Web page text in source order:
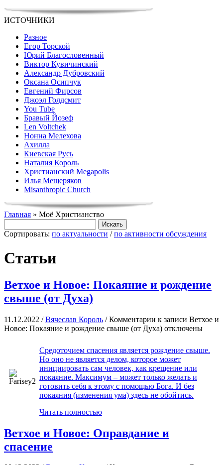
ИСТОЧНИКИ
Разное
Егор Торской
Юрий Благословенный
Виктор Кувичинский
Александр Дубровский
Оксана Осипчук
Евгений Фирсов
Джоэл Голдсмит
You Tube
Бравый Йозеф
Len Voltchek
Нонна Мелехова
Ахилла
Киевская Русь
Наталия Король
Христианский Megapolis
Илья Мещеряков
Misanthropic Church
Главная » Моё Христианство
Сортировать: по актуальности /по активности обсуждения
Статьи
Ветхое и Новое: Покаяние и рождение
свыше (от Духа)
11.12.2022 /Вячеслав Король /Комментарии к записи Ветхое и
Новое: Покаяние и рождение свыше (от Духа) отключены
Средоточием спасения является рождение свыше.
Но оно не является делом, которое может
инициировать сам человек, как крещение или
покаяние. Максимум – может только желать и
готовить себя к этому с помощью Бога. И без
покаяния (изменения ума) здесь не обойтись.
Читать полностью
Ветхое и Новое: Оправдание и
спасение